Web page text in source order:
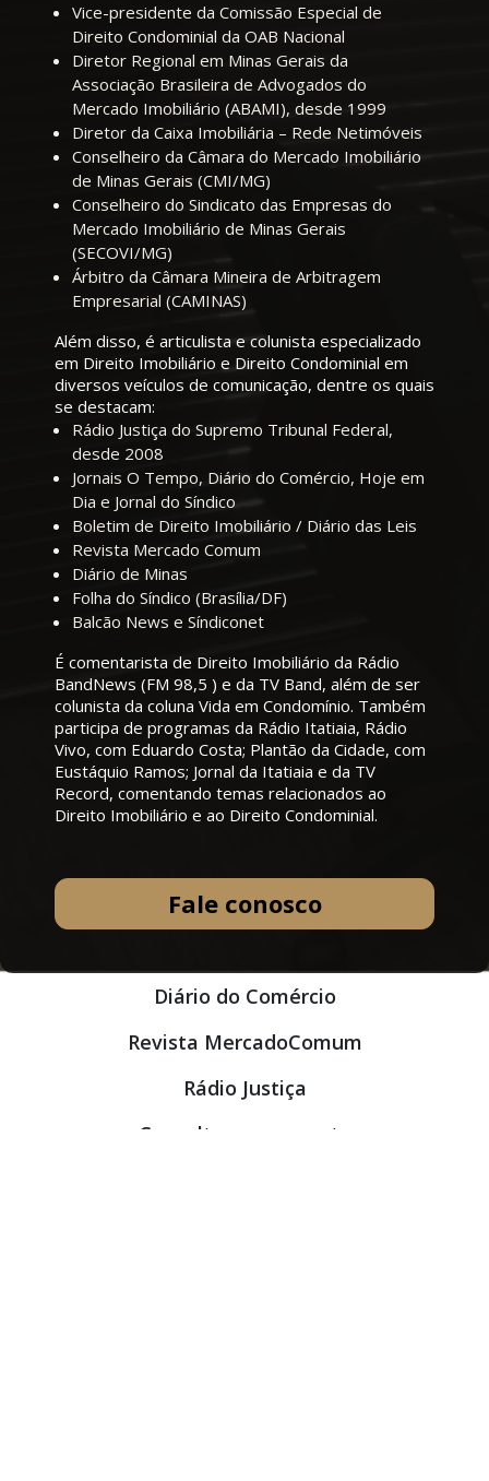
Vice-presidente da Comissão Especial de
Direito Condominial da OAB Nacional
Diretor Regional em Minas Gerais da
Associação Brasileira de Advogados do
Mercado Imobiliário (ABAMI), desde 1999
Diretor da Caixa Imobiliária – Rede Netimóveis
Conselheiro da Câmara do Mercado Imobiliário
de Minas Gerais (CMI/MG)
Conselheiro do Sindicato das Empresas do
Mercado Imobiliário de Minas Gerais
(SECOVI/MG)
Árbitro da Câmara Mineira de Arbitragem
Empresarial (CAMINAS)
Além disso, é articulista e colunista especializado
em Direito Imobiliário e Direito Condominial em
diversos veículos de comunicação, dentre os quais
se destacam:
Rádio Justiça do Supremo Tribunal Federal,
desde 2008
Jornais O Tempo, Diário do Comércio, Hoje em
Dia e Jornal do Síndico
Boletim de Direito Imobiliário / Diário das Leis
Revista Mercado Comum
Diário de Minas
Folha do Síndico (Brasília/DF)
Balcão News e Síndiconet
É comentarista de Direito Imobiliário da Rádio
BandNews (FM 98,5 ) e da TV Band, além de ser
colunista da coluna Vida em Condomínio. Também
participa de programas da Rádio Itatiaia, Rádio
Vivo, com Eduardo Costa; Plantão da Cidade, com
Eustáquio Ramos; Jornal da Itatiaia e da TV
Record, comentando temas relacionados ao
Direito Imobiliário e ao Direito Condominial.
Fale conosco
Diário do Comércio
Revista MercadoComum
Rádio Justiça
Consulta e orçamento